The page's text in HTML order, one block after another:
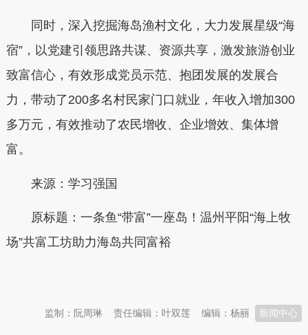
同时，深入挖掘海岛渔村文化，大力发展星级“海
宿”，以党建引领思路共谋、资源共享，激发旅游创业
致富信心，有效形成党员示范、抱团发展的发展合
力，带动了200多名村民家门口就业，年收入增加300
多万元，有效推动了农民增收、企业增效、集体增
富。
来源：学习强国
原标题：一条鱼“带富”一座岛！温州平阳“海上牧
场”共富工坊助力海岛共同富裕
新闻中心
编辑：杨丽
责任编辑：叶双莲
监制：阮周琳